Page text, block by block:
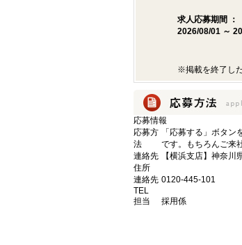
求人応募期間 ：
2026/08/01 ～
※掲載を終了し
応募情報
応募方
法
「応募する」ボタ
です。もちろんご来
連絡先
住所
【横浜支店】神奈
連絡先
TEL
0120-445-101
担当 採用係